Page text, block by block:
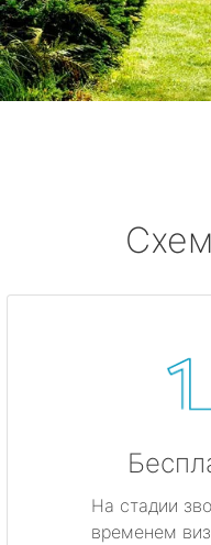
На стадии
временем